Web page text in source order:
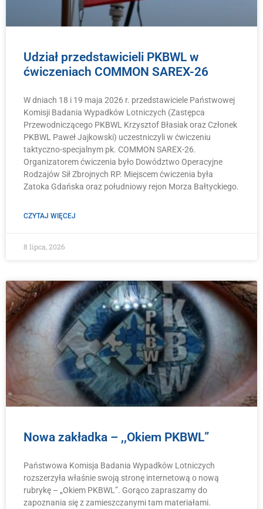
Udział przedstawicieli PKBWL w
ćwiczeniach COMMON SAREX-26
W dniach 18 i 19 maja 2026 r. przedstawiciele Państwowej
Komisji Badania Wypadków Lotniczych (Zastępca
Przewodniczącego PKBWL Krzysztof Błasiak oraz Członek
PKBWL Paweł Jajkowski) uczestniczyli w ćwiczeniu
taktyczno-specjalnym pk. COMMON SAREX-26.
Organizatorem ćwiczenia było Dowództwo Operacyjne
Rodzajów Sił Zbrojnych RP. Miejscem ćwiczenia była
Zatoka Gdańska oraz południowy rejon Morza Bałtyckiego.
CZYTAJ WIĘCEJ
8 lipca, 2026
Nowa zakładka – ,,Okiem PKBWL”
Państwowa Komisja Badania Wypadków Lotniczych
rozszerzyła właśnie swoją stronę internetową o nową
rubrykę – „Okiem PKBWL”. Gorąco zapraszamy do
zapoznania się z zamieszczanymi tam materiałami.